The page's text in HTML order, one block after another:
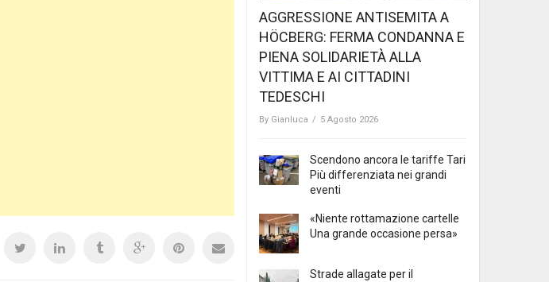
AGGRESSIONE ANTISEMITA A
HÖCBERG: FERMA CONDANNA E
PIENA SOLIDARIETÀ ALLA
VITTIMA E AI CITTADINI
TEDESCHI
By Gianluca / 5 Agosto 2026
Scendono ancora le tariffe Tari
Più differenziata nei grandi
eventi
«Niente rottamazione cartelle
Una grande occasione persa»
Strade allagate per il